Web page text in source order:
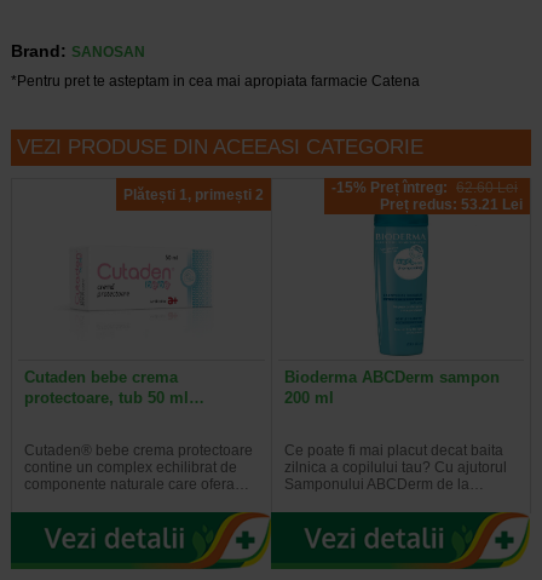
Brand: SANOSAN
*Pentru pret te asteptam in cea mai apropiata farmacie Catena
VEZI PRODUSE DIN ACEEASI CATEGORIE
Plătești 1, primești 2
Cutaden bebe crema
protectoare, tub 50 ml…
Cutaden® bebe crema protectoare
contine un complex echilibrat de
componente naturale care ofera…
-15% Preț întreg: 62.60 Lei
Preț redus: 53.21 Lei
Bioderma ABCDerm sampon
200 ml
Ce poate fi mai placut decat baita
zilnica a copilului tau? Cu ajutorul
Samponului ABCDerm de la…